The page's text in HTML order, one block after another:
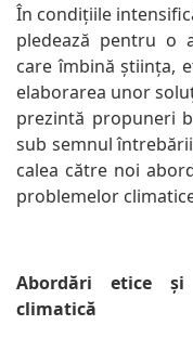
În condițiile
pledează pentru o
care îmbină știința,
elaborarea unor
prezintă propuneri
sub semnul
calea către noi
problemelor
Abordări etice
climatică